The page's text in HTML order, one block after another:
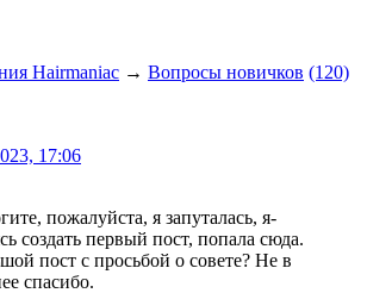
Hairmaniac → Вопросы новичков (120)
17:06
пожалуйста, я запуталась, я-
создать первый пост, попала сюда.
пост с просьбой о совете? Не в
спасибо.